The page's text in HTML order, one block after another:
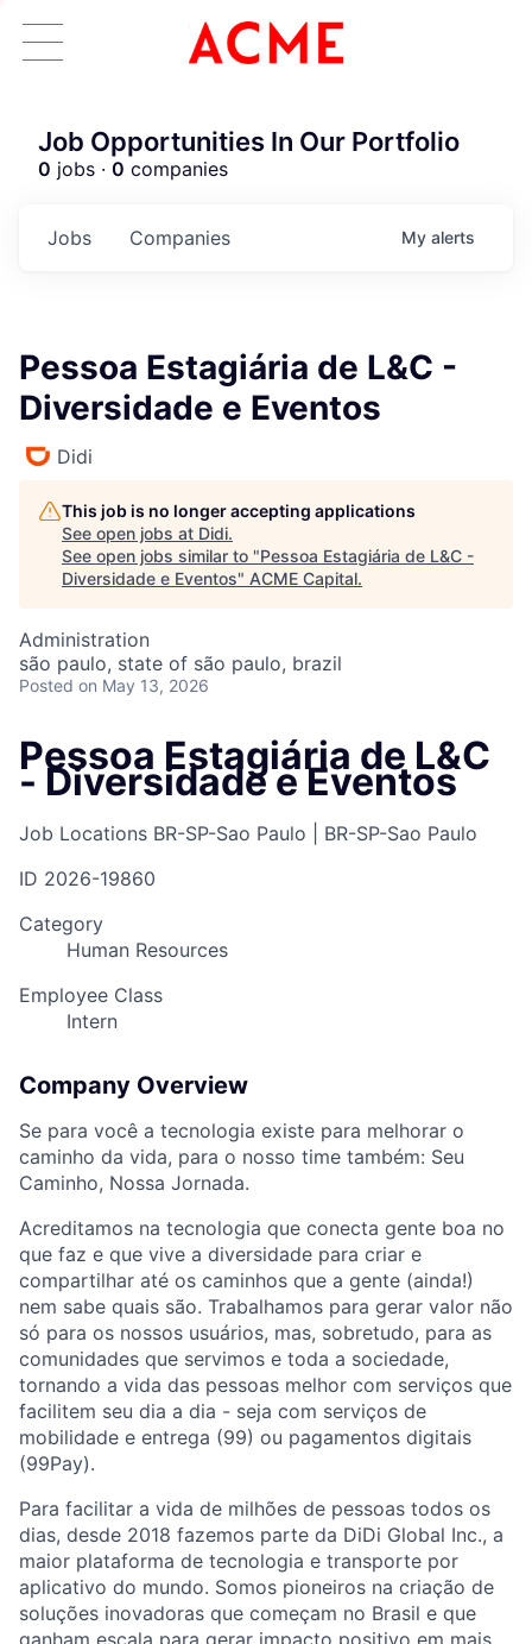
Job Opportunities In Our Portfolio
0 jobs · 0 companies
Jobs Companies My alerts
Pessoa Estagiária de L&C -
Diversidade e Eventos
Didi
This job is no longer accepting applications
See open jobs at Didi.
See open jobs similar to "Pessoa Estagiária de L&C -
Diversidade e Eventos" ACME Capital.
Administration
são paulo, state of são paulo, brazil
Posted on May 13, 2026
Pessoa Estagiária de L&C
- Diversidade e Eventos
Job Locations BR-SP-Sao Paulo | BR-SP-Sao Paulo
ID 2026-19860
Category
Human Resources
Employee Class
Intern
Company Overview
Se para você a tecnologia existe para melhorar o
caminho da vida, para o nosso time também: Seu
Caminho, Nossa Jornada.
Acreditamos na tecnologia que conecta gente boa no
que faz e que vive a diversidade para criar e
compartilhar até os caminhos que a gente (ainda!)
nem sabe quais são. Trabalhamos para gerar valor não
só para os nossos usuários, mas, sobretudo, para as
comunidades que servimos e toda a sociedade,
tornando a vida das pessoas melhor com serviços que
facilitem seu dia a dia - seja com serviços de
mobilidade e entrega (99) ou pagamentos digitais
(99Pay).
Para facilitar a vida de milhões de pessoas todos os
dias, desde 2018 fazemos parte da DiDi Global Inc., a
maior plataforma de tecnologia e transporte por
aplicativo do mundo. Somos pioneiros na criação de
soluções inovadoras que começam no Brasil e que